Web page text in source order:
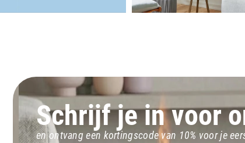
Schrijf je in voor
en ontvang een kortingscode van 10% voor je